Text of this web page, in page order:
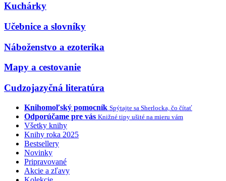
Kuchárky
Učebnice a slovníky
Náboženstvo a ezoterika
Mapy a cestovanie
Cudzojazyčná literatúra
Knihomoľský pomocník Spýtajte sa Sherlocka, čo čítať
Odporúčame pre vás Knižné tipy ušité na mieru vám
Všetky knihy
Knihy roka 2025
Bestsellery
Novinky
Pripravované
Akcie a zľavy